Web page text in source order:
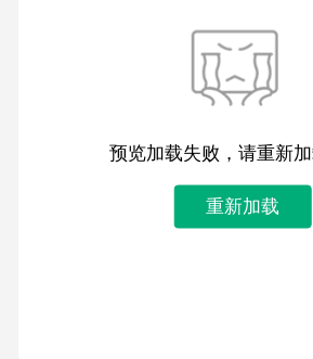
预览加载失败，请重新
重新加载